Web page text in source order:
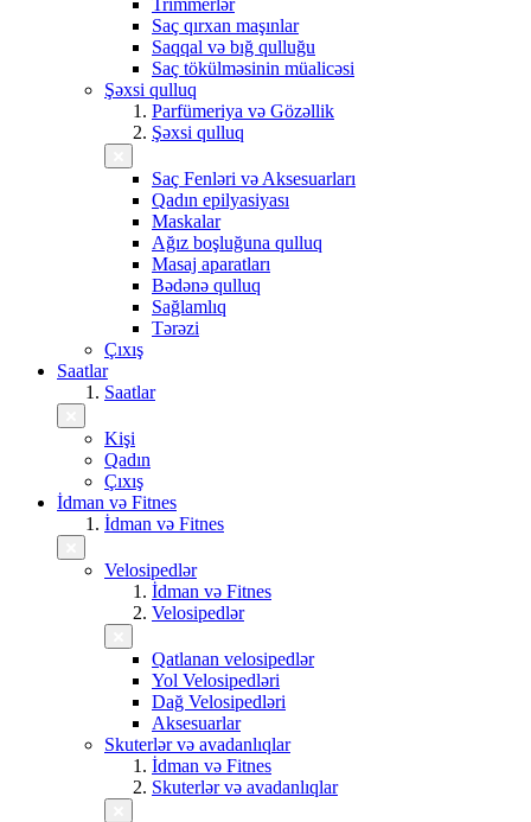
Trimmerlər
Saç qırxan maşınlar
Saqqal və bığ qulluğu
Saç tökülməsinin müalicəsi
Şəxsi qulluq
Parfümeriya və Gözəllik
Şəxsi qulluq
Saç Fenləri və Aksesuarları
Qadın epilyasiyası
Maskalar
Ağız boşluğuna qulluq
Masaj aparatları
Bədənə qulluq
Sağlamlıq
Tərəzi
Çıxış
Saatlar
Saatlar
Kişi
Qadın
Çıxış
İdman və Fitnes
İdman və Fitnes
Velosipedlər
İdman və Fitnes
Velosipedlər
Qatlanan velosipedlər
Yol Velosipedləri
Dağ Velosipedləri
Aksesuarlar
Skuterlər və avadanlıqlar
İdman və Fitnes
Skuterlər və avadanlıqlar